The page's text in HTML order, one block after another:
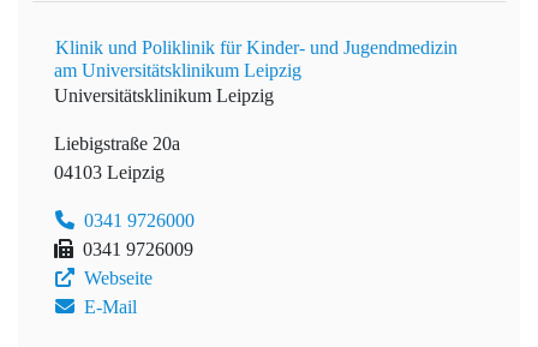
Klinik und Poliklinik für Kinder- und Jugendmedizin
am Universitätsklinikum Leipzig
Universitätsklinikum Leipzig
Liebigstraße 20a
04103 Leipzig
0341 9726000
0341 9726009
Webseite
E-Mail